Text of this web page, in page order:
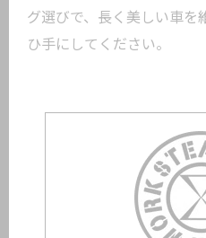
グ選びで、長く美しい車を
ひ手にしてください。